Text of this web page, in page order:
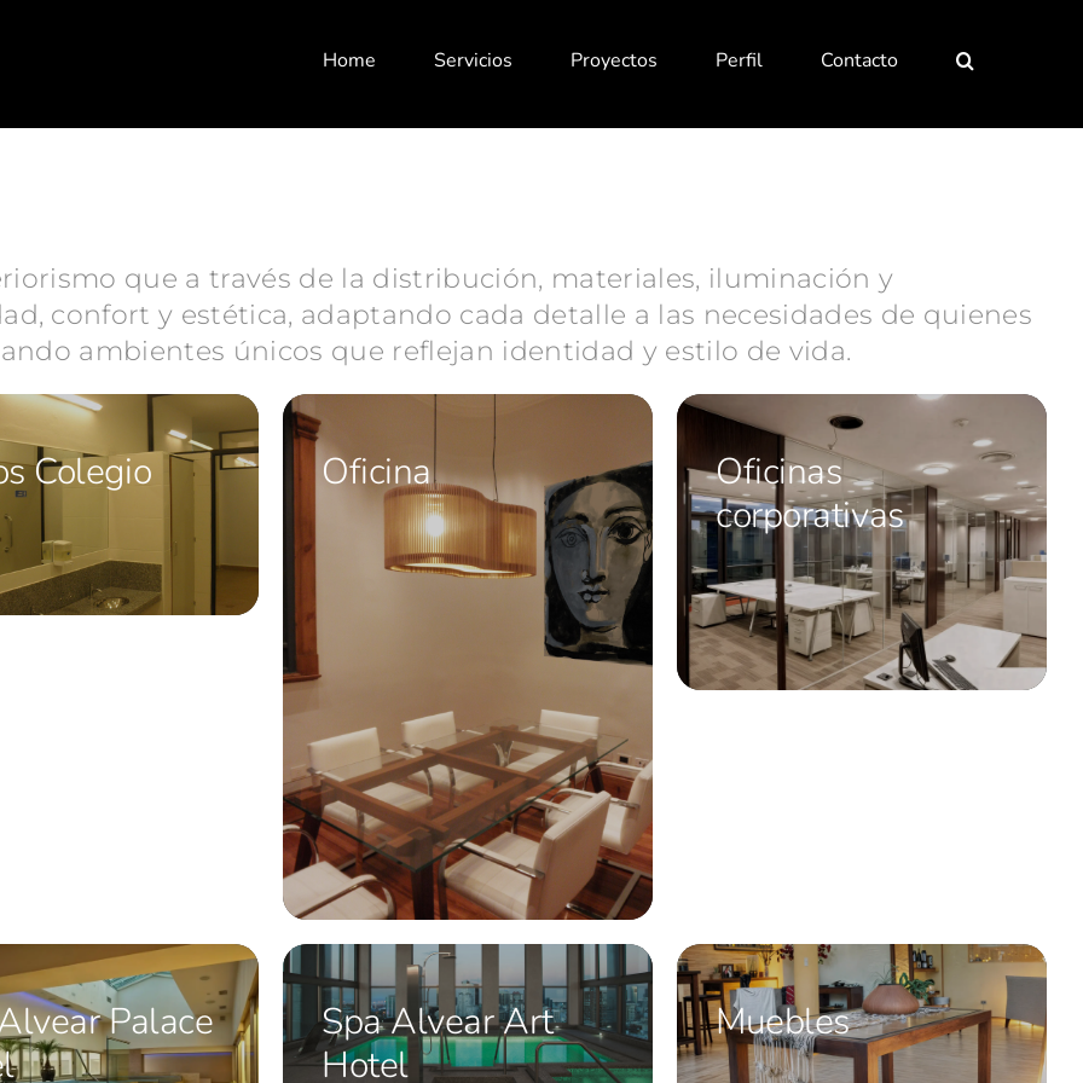
Home Servicios Proyectos Perfil Contacto
que a través de la distribución, materiales, iluminación y
confort y estética, adaptando cada detalle a las necesidades de quienes
ambientes únicos que reflejan identidad y estilo de vida.
Colegio Oficina
Oficinas
corporativas
Palace
Spa Alvear Art
Hotel
Muebles